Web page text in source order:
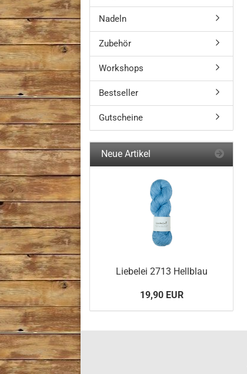
Nadeln
Zubehör
Workshops
Bestseller
Gutscheine
Neue Artikel
Liebelei 2713 Hellblau
19,90 EUR